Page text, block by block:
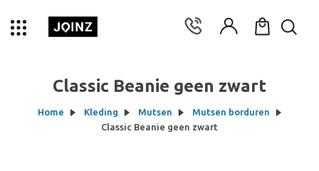
Classic Beanie geen zwart
Home Kleding Mutsen
Mutsen borduren
Classic Beanie geen zwart